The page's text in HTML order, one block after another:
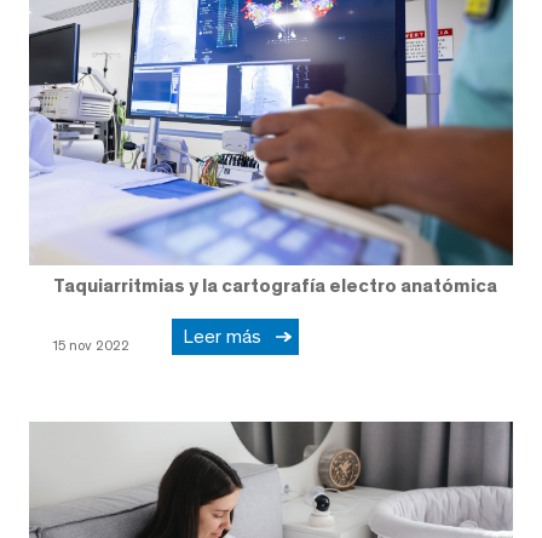
Taquiarritmias y la cartografía electro anatómica
15 nov 2022 Leer más